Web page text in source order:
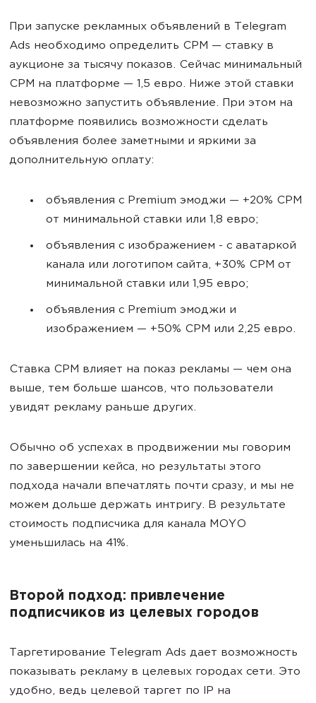
При запуске рекламных объявлений в Telegram
Ads необходимо определить CPM — ставку в
аукционе за тысячу показов. Сейчас минимальный
CPM на платформе — 1,5 евро. Ниже этой ставки
невозможно запустить объявление. При этом на
платформе появились возможности сделать
объявления более заметными и яркими за
дополнительную оплату:
объявления с Premium эмоджи — +20% CPM
от минимальной ставки или 1,8 евро;
объявления с изображением - с аватаркой
канала или логотипом сайта, +30% CPM от
минимальной ставки или 1,95 евро;
объявления с Premium эмоджи и
изображением — +50% CPM или 2,25 евро.
Ставка CPM влияет на показ рекламы — чем она
выше, тем больше шансов, что пользователи
увидят рекламу раньше других.
Обычно об успехах в продвижении мы говорим
по завершении кейса, но результаты этого
подхода начали впечатлять почти сразу, и мы не
можем дольше держать интригу. В результате
стоимость подписчика для канала MOYO
уменьшилась на 41%.
Второй подход: привлечение
подписчиков из целевых городов
Таргетирование Telegram Ads дает возможность
показывать рекламу в целевых городах сети. Это
удобно, ведь целевой таргет по IP на